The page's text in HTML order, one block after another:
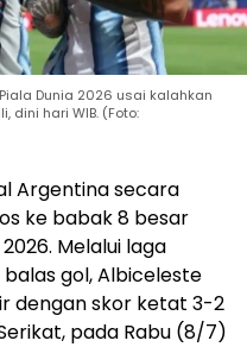
Dunia 2026 usai kalahkan
dini hari WIB. (Foto:
Argentina secara
ke babak 8 besar
Melalui laga
gol, Albiceleste
dengan skor ketat 3-2
pada Rabu (8/7)